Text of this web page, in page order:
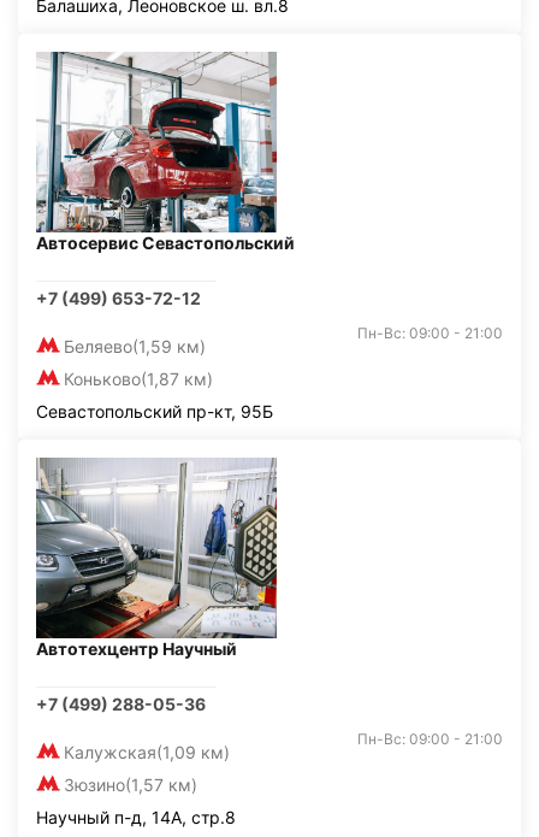
Балашиха, Леоновское ш. вл.8
Автосервис Севастопольский
+7 (499) 653-72-12
Беляево(1,59 км)
Коньково(1,87 км)
Пн-Вс: 09:00 - 21:00
Севастопольский пр-кт, 95Б
Автотехцентр Научный
+7 (499) 288-05-36
Калужская(1,09 км)
Зюзино(1,57 км)
Пн-Вс: 09:00 - 21:00
Научный п-д, 14А, стр.8